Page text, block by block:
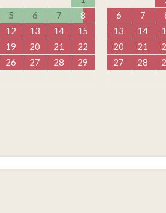
5 6 7
8
12 13 14
15
19 20 21
22
26 27 28
29
6
7
13
14
20
21
27
28